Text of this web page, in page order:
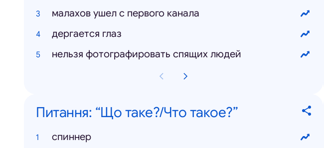
малахов ушел с первого канала
дергается глаз
нельзя фотографировать спящих людей
Питання: “Що таке?/Что такое?”
спиннер